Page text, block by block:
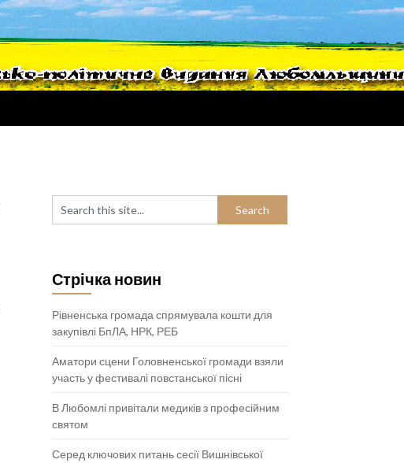
Стрічка новин
Рівненська громада спрямувала кошти для
закупівлі БпЛА, НРК, РЕБ
Аматори сцени Головненської громади взяли
участь у фестивалі повстанської пісні
В Любомлі привітали медиків з професійним
святом
Серед ключових питань сесії Вишнівської